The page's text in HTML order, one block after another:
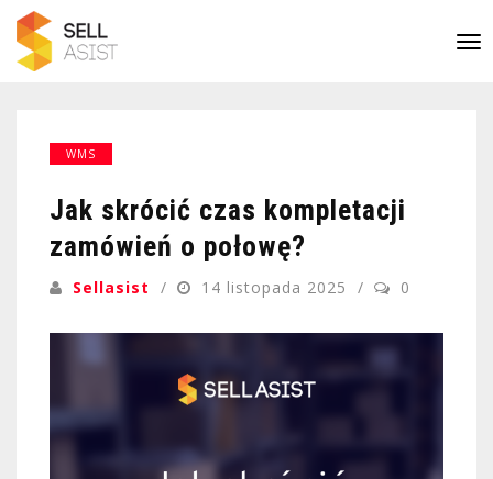
WMS
Jak skrócić czas kompletacji
zamówień o połowę?
Sellasist 14 listopada 2025 0